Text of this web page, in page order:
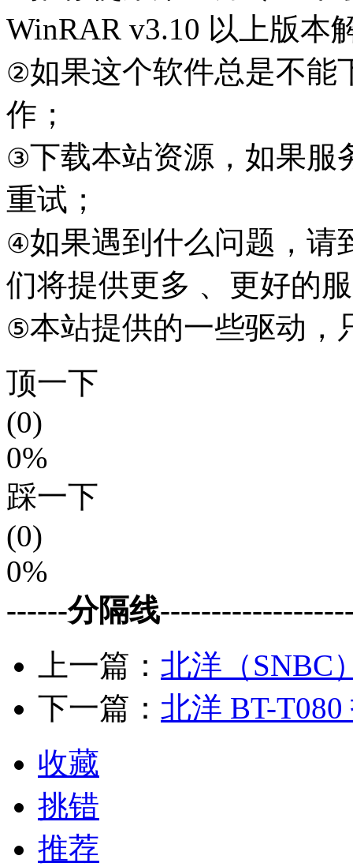
WinRAR v3.10 以上版本
②如果这个软件总是不能
作；
③下载本站资源，如果服
重试；
④如果遇到什么问题，请
们将提供更多 、更好的
⑤本站提供的一些驱动，
顶一下
(0)
0%
踩一下
(0)
0%
------分隔线
上一篇： 北洋（SNBC
下一篇： 北洋 BT-
收藏
挑错
推荐